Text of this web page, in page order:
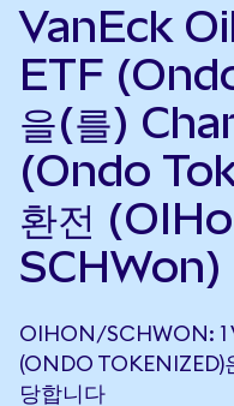
VanEck
ETF
을(를)
(Ondo
환전
SCHWon)
OIHON/SCHWON: 1
(ONDO TOKENIZED)
당합니다